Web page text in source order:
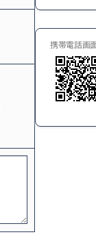
携帯電話画